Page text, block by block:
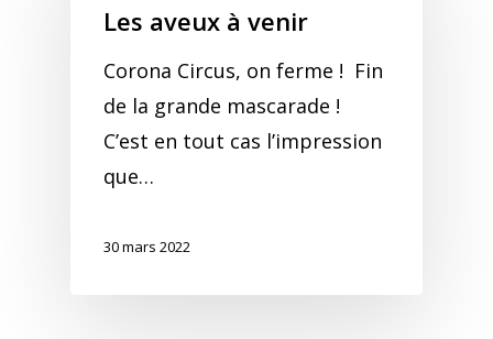
Les aveux à venir
Corona Circus, on ferme ! Fin
de la grande mascarade !
C’est en tout cas l’impression
que…
30 mars 2022